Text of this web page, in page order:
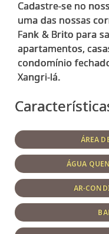
Cadastre-se no
uma das nossas
Fank & Brito para
apartamentos,
condomínio
ÁREA
ÁGUA
AR-